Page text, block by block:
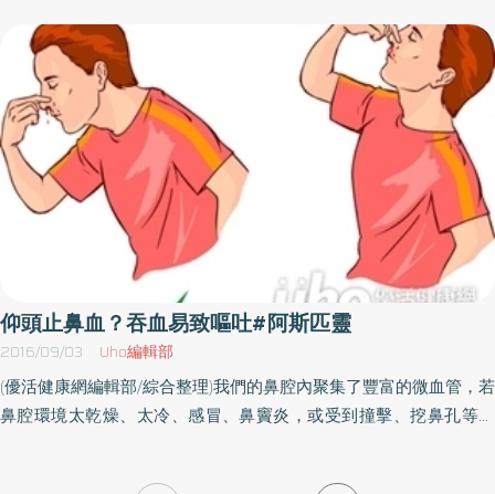
師建議可以選擇已有反轉劑、針對第二凝血因子作用的新型口服抗
凝血劑，若發生意外臨時需要動手術，在15分鐘內即可透過反轉劑
解除抗凝血藥物的藥效。前幾個月，一位73歲患有心房顫動的老先
生，平時有在定期服用抗凝血劑，卻因跌倒而腦出血、骨折，當時
有即時使用反轉劑，才得以順利完成手術。心房顫動雖然是一種心
律不整，但治療方式卻與心律不整大不相同。建議50歲以上，有心
悸、心律不整問題的民眾，應及早就醫檢查是否患有心房顫動，及
早與主治醫師討論適合自己預防中風的治療方式，避免中風危機。
式生物血管模架，術後第2天即出院，後續門診追蹤恢復狀況非常
好。外來物質放心臟 恐會傷害血管冠狀動脈疾病為全球十大死因
第一位，心導管手術是治療方法之一，而常用到心血管支架使用時
間一久，對於血管的正常功能仍有很大的影響。現今研發出「全吸
收式生物血管模架」不僅可讓血管正常運作，也能在9個月後開始分
解，不會留在體內造成負擔。大千綜合醫院心臟內科醫師林智偉表
示，過去針對冠心病患者的治療都屬於外來物質，長期放在心臟血
管壁上，多少容易造成血管的傷害並產生增生組織，當這些組織越
長越厚時，就容易使血管再次狹窄，最後導致支架越放越多，甚至
無處可置放的窘況。分解後無害 3年內可逐漸被人體吸收新式「全
吸收式生物血管模架」不僅可維持血管通暢，當血管強度固定、不
需模架後，分解後只會產生二氧化碳與水分，3年內可逐漸被人體吸
收，同時其再阻塞的機率也降低許多，如若再發生冠狀動脈阻塞或
狹窄而需再次治療時，不會發生舊有支架殘留體內的問題。除此之
外，過去使用心血管支架後，需持續服用9-12個月的阿斯匹靈，約
只需服用1個月的阿斯匹靈，大大降低胃潰瘍發生之機率，對患者而
仰頭止鼻血？吞血易致嘔吐#阿斯匹靈
2016/09/03 Uho編輯部
(優活健康網編輯部/綜合整理)我們的鼻腔內聚集了豐富的微血管，若
鼻腔環境太乾燥、太冷、感冒、鼻竇炎，或受到撞擊、挖鼻孔等外